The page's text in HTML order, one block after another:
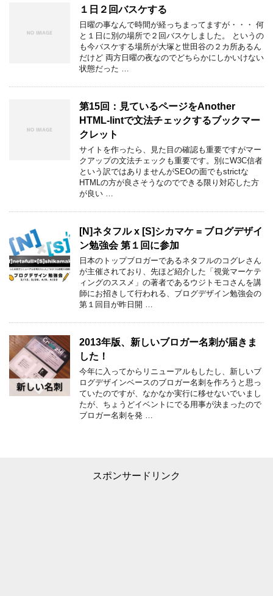
１日２回バスケする
日曜の事なんで時間が経っちまってますが・・・ 何
と１日に別の場所で２回バスケしました。 というの
も今バスケする場所が大塚と世田谷の２カ所あるん
だけど 両方日曜の夜なのでどちらかにしかいけない
状態だった …
第15回：見ているページをAnother
HTML-lintで文法チェックするブックマー
クレット
サイトを作ったら、見た目の確認も重要ですがマー
クアップの文法チェックも重要です。別にW3C信者
という訳ではありませんがSEOの面でもstrictな
HTMLの方が良さそうなのでできる限り対応した方
が良い …
[N]ネタフル x [S]シカマケ = ブログデザイ
ン勉強会 第１回に参加
日本のトップブロガーであるネタフルのコグレさん
が主催されており、先ほど紹介した「視覚マーケテ
ィングのススメ」の著者であるウジトモコさんを講
師にお招きして行われる、ブログデザイン勉強会の
第１回目が昨日開 …
2013年版、新しいブロガー名刺が届きま
した！
今年に入ってからリニューアルもしたし、新しいブ
ログデザインベースのブロガー名刺を作ろうと思っ
ていたのですが、なかなか実行に移せないでいまし
たが、ちょうどイベントにでる用事が決まったので
ブロガー名刺を発 …
スポンサードリンク